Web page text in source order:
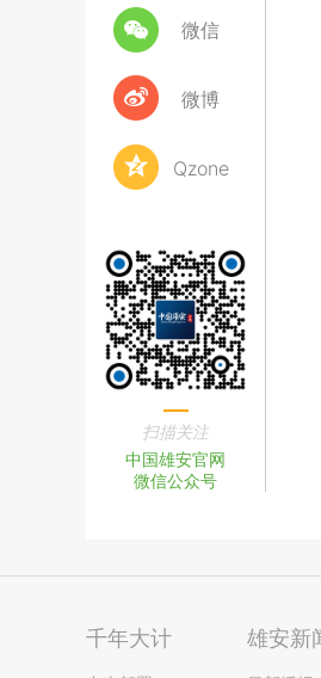
微信
微博
Qzone
扫描关注
中国雄安官网
微信公众号
千年大计 雄安新